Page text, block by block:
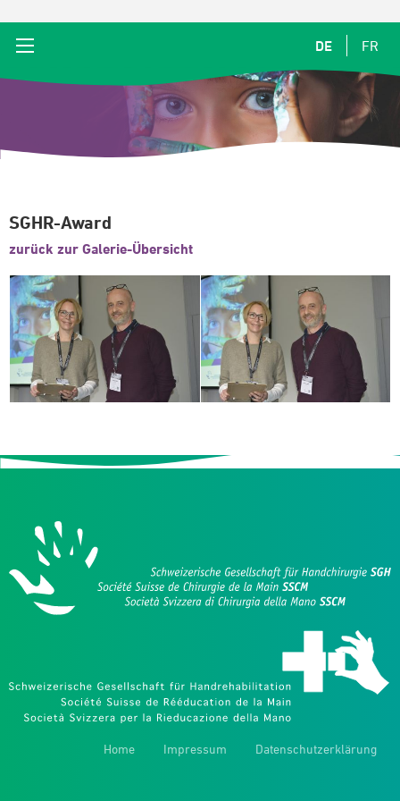
DE FR
SGHR-Award
zurück zur Galerie-Übersicht
Home Impressum Datenschutzerklärung